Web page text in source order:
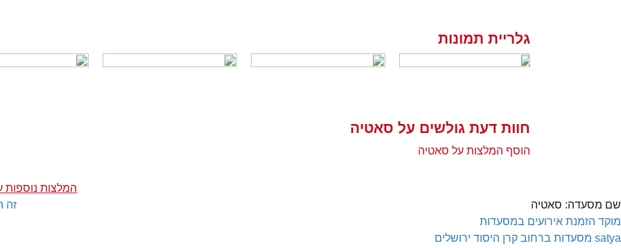
גלריית תמונות
חוות דעת גולשים על סאטיה
הוסף המלצות על סאטיה
המלצות נוספות
זה
שם מסעדה: סאטיה
מוקד הזמנת אירועים במסעדות
satya מסעדות ברחוב קרן היסוד ירושלים